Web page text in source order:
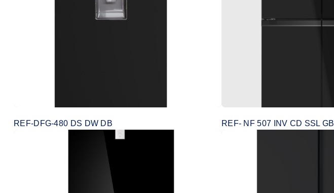
REF-DFG-480 DS DW DB REF- NF 507 INV CD SSL GB